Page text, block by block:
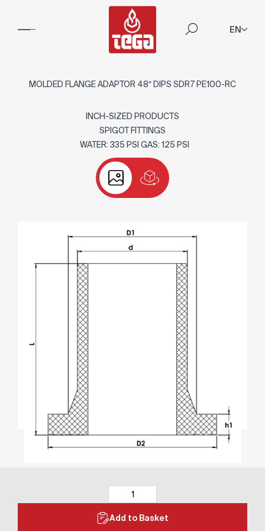
EN
MOLDED FLANGE ADAPTOR 48″ DIPS SDR7 PE100-RC
INCH-SIZED PRODUCTS
SPIGOT FITTINGS
WATER: 335 PSI GAS: 125 PSI
Add to Basket